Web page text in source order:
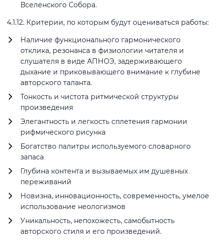
Вселенского Собора.
4.1.12. Критерии, по которым будут оцениваться работы:
Наличие функционального гармонического
отклика, резонанса в физиологии читателя и
слушателя в виде АПНОЭ, задерживающего
дыхание и приковывающего внимание к глубине
авторского таланта.
Тонкость и чистота ритмической структуры
произведения
Элегантность и легкость сплетения гармонии
рифмического рисунка
Богатство палитры используемого словарного
запаса
Глубина контента и вызываемых им душевных
переживаний
Новизна, инновационность, современность, умелое
использование неологизмов
Уникальность, непохожесть, самобытность
авторского стиля и его произведений.